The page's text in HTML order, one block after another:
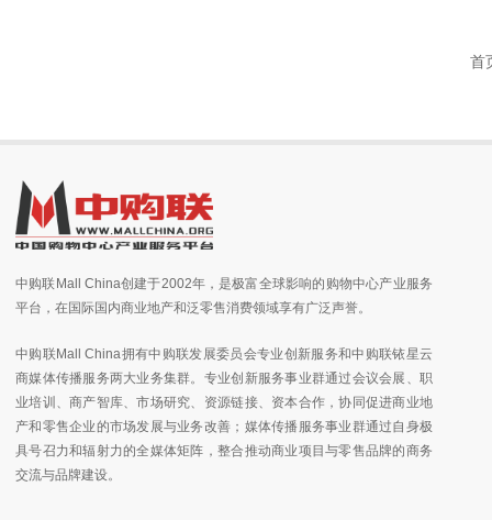
首
中购联Mall China创建于2002年，是极富全球影响的购物中心产业服务
平台，在国际国内商业地产和泛零售消费领域享有广泛声誉。
中购联Mall China拥有中购联发展委员会专业创新服务和中购联铱星云
商媒体传播服务两大业务集群。专业创新服务事业群通过会议会展、职
业培训、商产智库、市场研究、资源链接、资本合作，协同促进商业地
产和零售企业的市场发展与业务改善；媒体传播服务事业群通过自身极
具号召力和辐射力的全媒体矩阵，整合推动商业项目与零售品牌的商务
交流与品牌建设。